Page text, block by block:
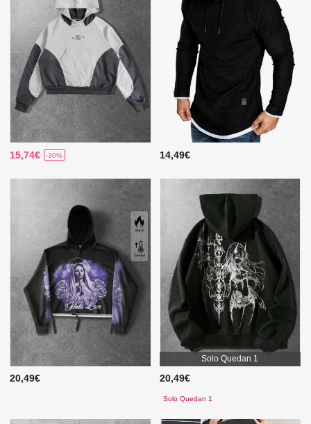
15,74€ -30% 14,49€
20,49€
Solo Quedan 1
20,49€
Solo Quedan 1